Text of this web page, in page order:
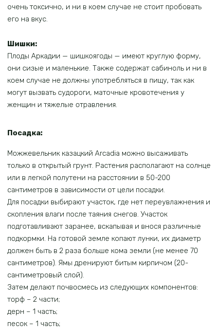
очень токсично, и ни в коем случае не стоит пробовать
его на вкус.
Шишки:
Плоды Аркадии — шишкоягоды — имеют круглую форму,
они сизые и маленькие. Также содержат сабиноль и ни в
коем случае не должны употребляться в пищу, так как
могут вызвать судороги, маточные кровотечения у
женщин и тяжелые отравления.
Посадка:
Можжевельник казацкий Arcadia можно высаживать
только в открытый грунт. Растения располагают на солнце
или в легкой полутени на расстоянии в 50-200
сантиметров в зависимости от цели посадки.
Для посадки выбирают участок, где нет переувлажнения и
скопления влаги после таяния снегов. Участок
подготавливают заранее, вскапывая и внося различные
подкормки. На готовой земле копают лунки, их диаметр
должен быть в 2 раза больше кома земли (не менее 70
сантиметров). Ямы дренируют битым кирпичом (20-
сантиметровый слой).
Затем делают почвосмесь из следующих компонентов:
торф – 2 части;
дерн – 1 часть;
песок – 1 часть;